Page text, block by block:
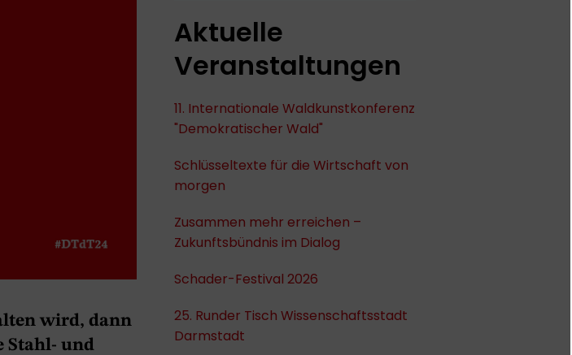
wird, dann
Stahl- und
Aktuelle
Veranstaltungen
11. Internationale Waldkunstkonferenz
"Demokratischer Wald"
Schlüsseltexte für die Wirtschaft von
morgen
Zusammen mehr erreichen –
Zukunftsbündnis im Dialog
Schader-Festival 2026
25. Runder Tisch Wissenschaftsstadt
Darmstadt